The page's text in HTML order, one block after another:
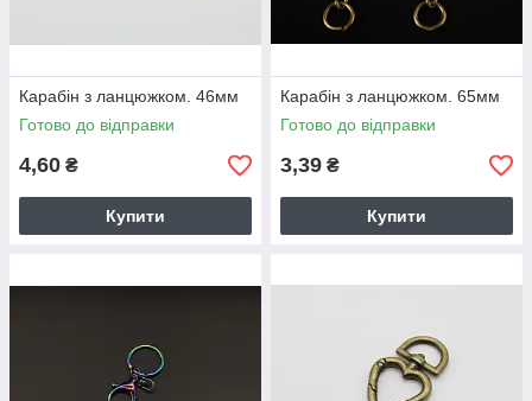
Карабін з ланцюжком. 46мм
Готово до відправки
4,60 ₴
Купити
Карабін з ланцюжком. 65мм
Готово до відправки
3,39 ₴
Купити